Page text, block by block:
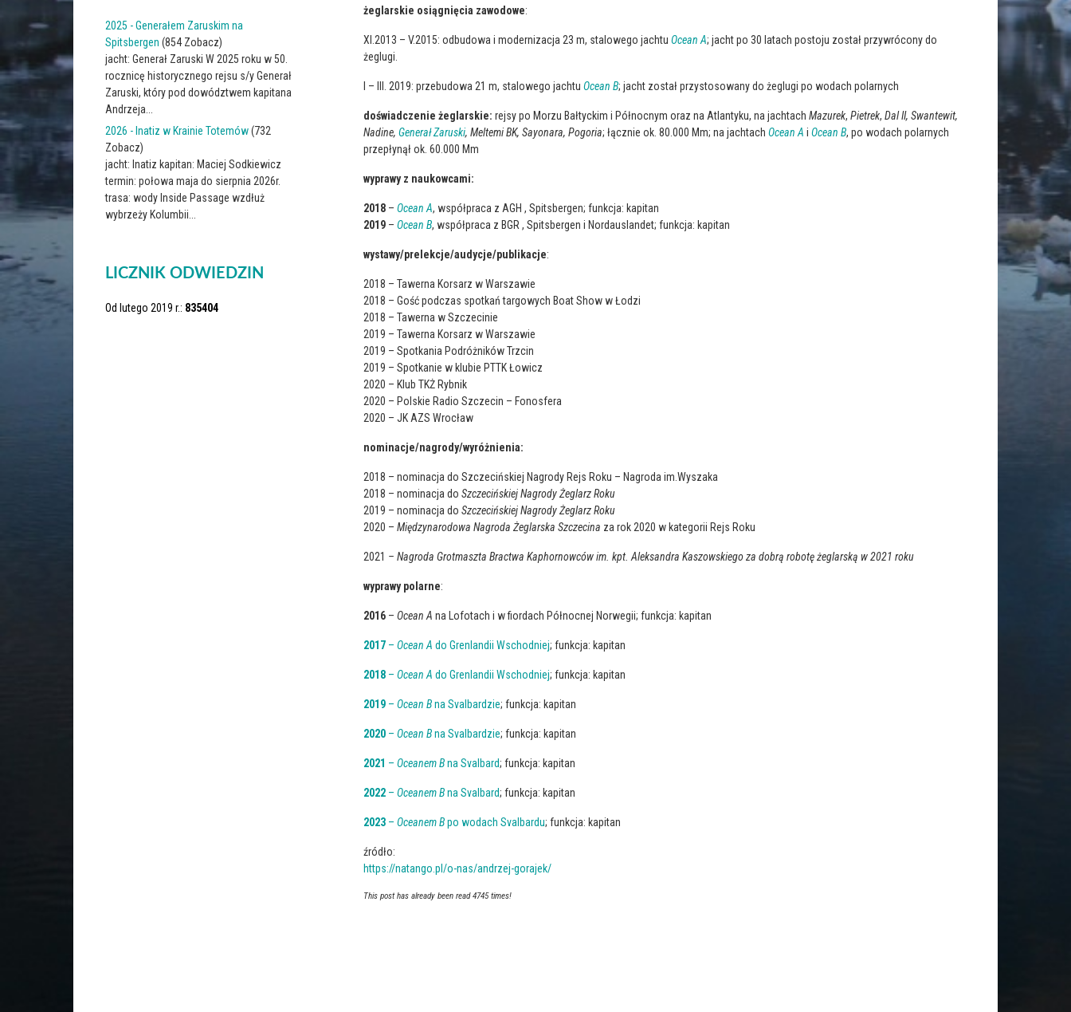
żeglarskie osiągnięcia zawodowe:
XI.2013 – V.2015: odbudowa i modernizacja 23 m, stalowego jachtu Ocean A; jacht po 30 latach postoju został przywrócony do
żeglugi.
I – III. 2019: przebudowa 21 m, stalowego jachtu Ocean B; jacht został przystosowany do żeglugi po wodach polarnych
doświadczenie żeglarskie: rejsy po Morzu Bałtyckim i Północnym oraz na Atlantyku, na jachtach Mazurek, Pietrek, Dal II, Swantewit,
Nadine, Generał Zaruski, Meltemi BK, Sayonara, Pogoria; łącznie ok. 80.000 Mm; na jachtach Ocean A i Ocean B, po wodach polarnych
przepłynął ok. 60.000 Mm
wyprawy z naukowcami:
2018 – Ocean A, współpraca z AGH , Spitsbergen; funkcja: kapitan
2019 – Ocean B, współpraca z BGR , Spitsbergen i Nordauslandet; funkcja: kapitan
wystawy/prelekcje/audycje/publikacje:
2018 – Tawerna Korsarz w Warszawie
2018 – Gość podczas spotkań targowych Boat Show w Łodzi
2018 – Tawerna w Szczecinie
2019 – Tawerna Korsarz w Warszawie
2019 – Spotkania Podróżników Trzcin
2019 – Spotkanie w klubie PTTK Łowicz
2020 – Klub TKŻ Rybnik
2020 – Polskie Radio Szczecin – Fonosfera
2020 – JK AZS Wrocław
nominacje/nagrody/wyróżnienia:
2018 – nominacja do Szczecińskiej Nagrody Rejs Roku – Nagroda im.Wyszaka
2018 – nominacja do Szczecińskiej Nagrody Żeglarz Roku
2019 – nominacja do Szczecińskiej Nagrody Żeglarz Roku
2020 – Międzynarodowa Nagroda Żeglarska Szczecina za rok 2020 w kategorii Rejs Roku
2021 – Nagroda Grotmaszta Bractwa Kaphornowców im. kpt. Aleksandra Kaszowskiegoza dobrą robotę żeglarską w 2021 roku
wyprawy polarne:
2016 – Ocean A na Lofotach i w fiordach Północnej Norwegii; funkcja: kapitan
2017 – Ocean A do Grenlandii Wschodniej; funkcja: kapitan
2018 – Ocean A do Grenlandii Wschodniej; funkcja: kapitan
2019 – Ocean Bna Svalbardzie; funkcja: kapitan
2020 – Ocean Bna Svalbardzie; funkcja: kapitan
2021 – Oceanem Bna Svalbard; funkcja: kapitan
2022 – Oceanem Bna Svalbard; funkcja: kapitan
2023 – Oceanem Bpo wodach Svalbardu; funkcja: kapitan
źródło:
https://natango.pl/o-nas/andrzej-gorajek/
This post has already been read 4745 times!
2025 - Generałem Zaruskim na
Spitsbergen (854 Zobacz)
jacht: Generał Zaruski W 2025 roku w 50.
rocznicę historycznego rejsu s/y Generał
Zaruski, który pod dowództwem kapitana
Andrzeja...
2026 - Inatiz w Krainie Totemów(732
Zobacz)
jacht: Inatiz kapitan: Maciej Sodkiewicz
termin: połowa maja do sierpnia 2026r.
trasa: wody Inside Passage wzdłuż
wybrzeży Kolumbii...
LICZNIK ODWIEDZIN
Od lutego 2019 r.: 835404